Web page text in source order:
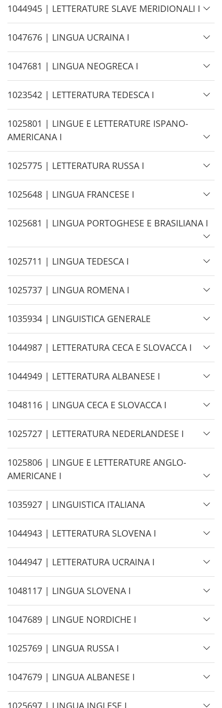
d
e
H
i
d
e
1044945 | LETTERATURE SLAVE MERIDIONALI I
H
i
d
e
1047676 | LINGUA UCRAINA I
H
i
d
e
1047681 | LINGUA NEOGRECA I
H
i
d
e
1023542 | LETTERATURA TEDESCA I
H
i
d
e
1025801 | LINGUE E LETTERATURE ISPANO-
AMERICANA I
H
i
d
e
1025775 | LETTERATURA RUSSA I
H
i
d
1025648 | LINGUA FRANCESE I
H
d
e
1025681 | LINGUA PORTOGHESE E BRASILIANA I
H
i
d
e
1025711 | LINGUA TEDESCA I
H
i
d
e
1025737 | LINGUA ROMENA I
H
i
d
e
1035934 | LINGUISTICA GENERALE
H
i
d
e
1044987 | LETTERATURA CECA E SLOVACCA I
H
i
d
e
1044949 | LETTERATURA ALBANESE I
H
i
d
e
1048116 | LINGUA CECA E SLOVACCA I
H
i
d
e
1025727 | LETTERATURA NEDERLANDESE I
H
i
d
e
1025806 | LINGUE E LETTERATURE ANGLO-
AMERICANE I
H
i
d
e
1035927 | LINGUISTICA ITALIANA
H
i
d
e
1044943 | LETTERATURA SLOVENA I
H
i
d
e
1044947 | LETTERATURA UCRAINA I
H
i
d
e
1048117 | LINGUA SLOVENA I
H
i
d
e
1047689 | LINGUE NORDICHE I
H
i
d
e
1025769 | LINGUA RUSSA I
H
i
d
1047679 | LINGUA ALBANESE I
H
1025697 | LINGUA INGLESE I